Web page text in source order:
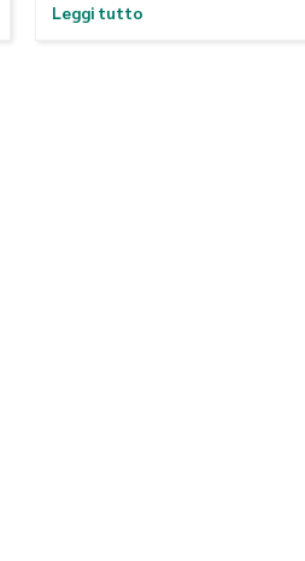
Leggi tutto